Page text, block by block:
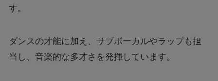
す。
ダンスの才能に加え、サブボーカルやラップも担
当し、音楽的な多才さを発揮しています。